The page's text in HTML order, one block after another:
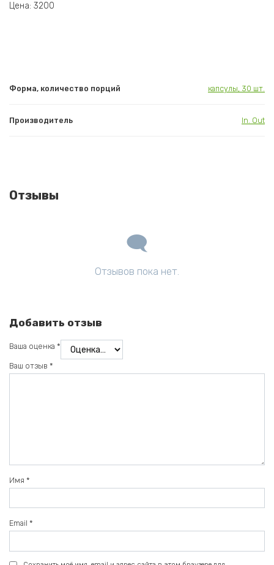
Цена: 3200
Форма, количество порций капсулы, 30 шт.
Производитель In. Out
Отзывы
Отзывов пока нет.
Добавить отзыв
Ваша оценка *
Ваш отзыв *
Имя *
Email *